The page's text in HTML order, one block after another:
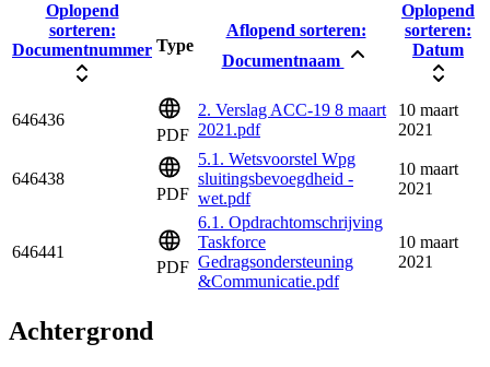
Oplopend
sorteren:
Documentnummer Type
Aflopend sorteren:
Documentnaam
Oplopend
sorteren:
Datum
646436
PDF
2. Verslag ACC-19 8 maart
2021.pdf
10 maart
2021
646438
PDF
5.1. Wetsvoorstel Wpg
sluitingsbevoegdheid -
wet.pdf
10 maart
2021
646441
PDF
6.1. Opdrachtomschrijving
Taskforce
Gedragsondersteuning
&Communicatie.pdf
10 maart
2021
Achtergrond